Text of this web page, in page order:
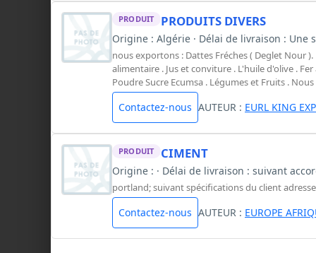
PRODUIT PRODUITS DIVERS
Origine : Algérie · Délai de livraison : Une
nous exportons : Dattes Fréches ( Deglet Nour
alimentaire . Jus et conviture . L'huile d'olive .
Poudre Sucre Ecumsa . Légumes et Fruits .
Contactez-nous AUTEUR : EURL KING
PRODUIT CIMENT
Origine : · Délai de livraison : suivant
portland; suivant spécifications du client
Contactez-nous AUTEUR : EUROPE